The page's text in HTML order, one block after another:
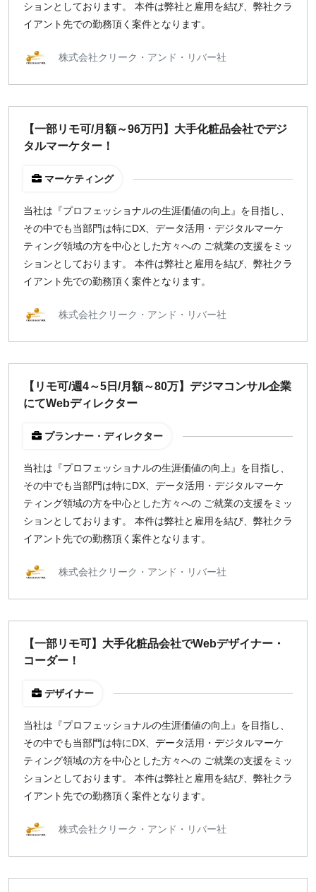
ションとしております。 本件は弊社と雇用を結び、弊社クラ
イアント先での勤務頂く案件となります。
株式会社クリーク・アンド・リバー社
【一部リモ可/月額～96万円】大手化粧品会社でデジ
タルマーケター！
マーケティング
当社は『プロフェッショナルの生涯価値の向上』を目指し、
その中でも当部門は特にDX、データ活用・デジタルマーケ
ティング領域の方を中心とした方々への ご就業の支援をミッ
ションとしております。 本件は弊社と雇用を結び、弊社クラ
イアント先での勤務頂く案件となります。
株式会社クリーク・アンド・リバー社
【リモ可/週4～5日/月額～80万】デジマコンサル企業
にてWebディレクター
プランナー・ディレクター
当社は『プロフェッショナルの生涯価値の向上』を目指し、
その中でも当部門は特にDX、データ活用・デジタルマーケ
ティング領域の方を中心とした方々への ご就業の支援をミッ
ションとしております。 本件は弊社と雇用を結び、弊社クラ
イアント先での勤務頂く案件となります。
株式会社クリーク・アンド・リバー社
【一部リモ可】大手化粧品会社でWebデザイナー・
コーダー！
デザイナー
当社は『プロフェッショナルの生涯価値の向上』を目指し、
その中でも当部門は特にDX、データ活用・デジタルマーケ
ティング領域の方を中心とした方々への ご就業の支援をミッ
ションとしております。 本件は弊社と雇用を結び、弊社クラ
イアント先での勤務頂く案件となります。
株式会社クリーク・アンド・リバー社